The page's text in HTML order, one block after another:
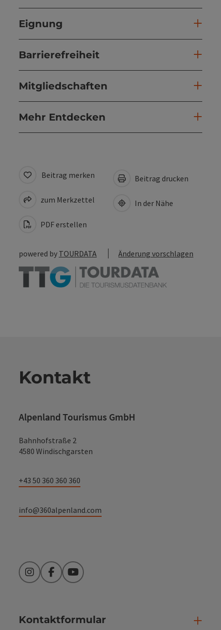
Eignung
Barrierefreiheit
Mitgliedschaften
Mehr Entdecken
Beitrag merken
zum Merkzettel
PDF erstellen
Beitrag drucken
In der Nähe
powered by TOURDATA Änderung vorschlagen
Kontakt
Alpenland Tourismus GmbH
Bahnhofstraße 2
4580 Windischgarsten
+43 50 360 360 360
info@360alpenland.com
InstagramFacebookYouTube
Kontaktformular